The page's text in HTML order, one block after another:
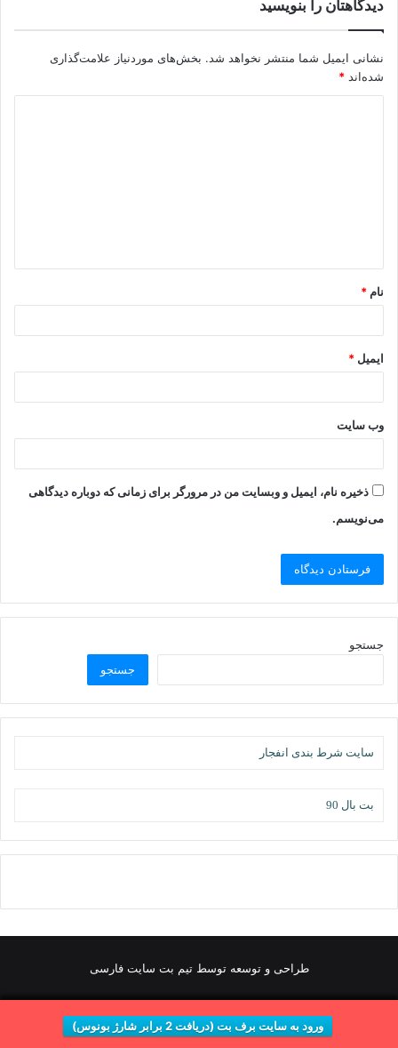
دیدگاهتان را بنویسید
نشانی ایمیل شما منتشر نخواهد شد. بخش‌های موردنیاز علامت‌گذاری
شده‌اند *
نام *
ایمیل *
وب‌ سایت
ذخیره نام، ایمیل و وبسایت من در مرورگر برای زمانی که دوباره دیدگاهی
می‌نویسم.
جستجو
جستجو
سایت شرط بندی انفجار
بت بال 90
طراحی و توسعه توسط تیم بت سایت فارسی
ورود به سایت برف بت (دریافت 2 برابر شارژ بونوس)